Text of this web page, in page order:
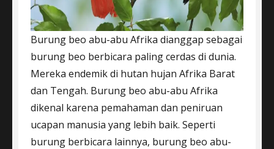
Burung beo abu-abu Afrika dianggap sebagai
burung beo berbicara paling cerdas di dunia.
Mereka endemik di hutan hujan Afrika Barat
dan Tengah. Burung beo abu-abu Afrika
dikenal karena pemahaman dan peniruan
ucapan manusia yang lebih baik. Seperti
burung berbicara lainnya, burung beo abu-